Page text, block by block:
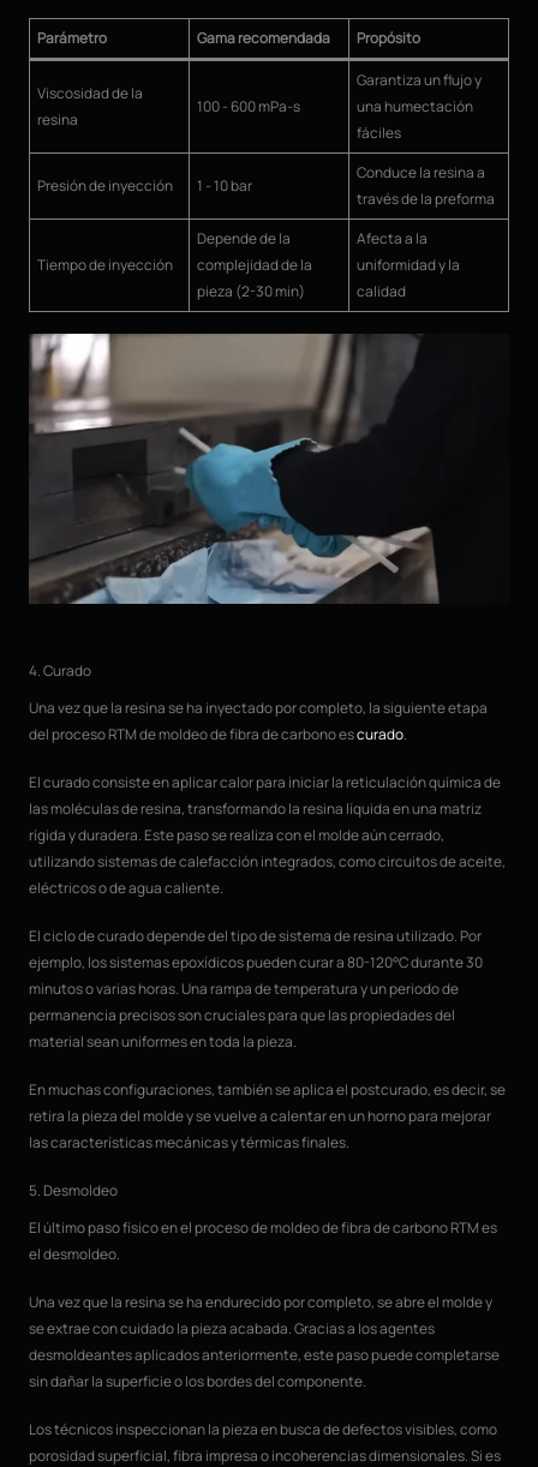
Parámetro Gama recomendada Propósito
Viscosidad de la
resina
100 - 600 mPa-s
Garantiza un flujo y
una humectación
fáciles
Presión de inyección 1 - 10 bar
Conduce la resina a
través de la preforma
Tiempo de inyección
Depende de la
complejidad de la
pieza (2-30 min)
Afecta a la
uniformidad y la
calidad
4. Curado
Una vez que la resina se ha inyectado por completo, la siguiente etapa
del proceso RTM de moldeo de fibra de carbono escurado.
El curado consiste en aplicar calor para iniciar la reticulación química de
las moléculas de resina, transformando la resina líquida en una matriz
rígida y duradera. Este paso se realiza con el molde aún cerrado,
utilizando sistemas de calefacción integrados, como circuitos de aceite,
eléctricos o de agua caliente.
El ciclo de curado depende del tipo de sistema de resina utilizado. Por
ejemplo, los sistemas epoxídicos pueden curar a 80-120°C durante 30
minutos o varias horas. Una rampa de temperatura y un periodo de
permanencia precisos son cruciales para que las propiedades del
material sean uniformes en toda la pieza.
En muchas configuraciones, también se aplica el postcurado, es decir, se
retira la pieza del molde y se vuelve a calentar en un horno para mejorar
las características mecánicas y térmicas finales.
5. Desmoldeo
El último paso físico en el proceso de moldeo de fibra de carbono RTM es
el desmoldeo.
Una vez que la resina se ha endurecido por completo, se abre el molde y
se extrae con cuidado la pieza acabada. Gracias a los agentes
desmoldeantes aplicados anteriormente, este paso puede completarse
sin dañar la superficie o los bordes del componente.
Los técnicos inspeccionan la pieza en busca de defectos visibles, como
porosidad superficial, fibra impresa o incoherencias dimensionales. Si es